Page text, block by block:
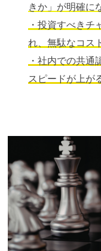
きか」が明確に
・投資すべきチ
れ、無駄なコス
・社内での共通
スピードが上が